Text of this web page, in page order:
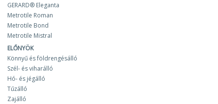
GERARD® Eleganta
Metrotile Roman
Metrotile Bond
Metrotile Mistral
ELŐNYÖK
Könnyű és földrengésálló
Szél- és viharálló
Hó- és jégálló
Tűzálló
Zajálló